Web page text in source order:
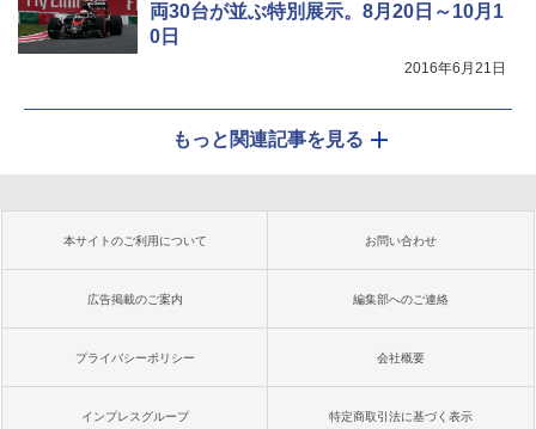
両30台が並ぶ特別展示。8月20日～10月1
0日
2016年6月21日
もっと関連記事を見る
本サイトのご利用について お問い合わせ
広告掲載のご案内 編集部へのご連絡
プライバシーポリシー 会社概要
インプレスグループ 特定商取引法に基づく表示